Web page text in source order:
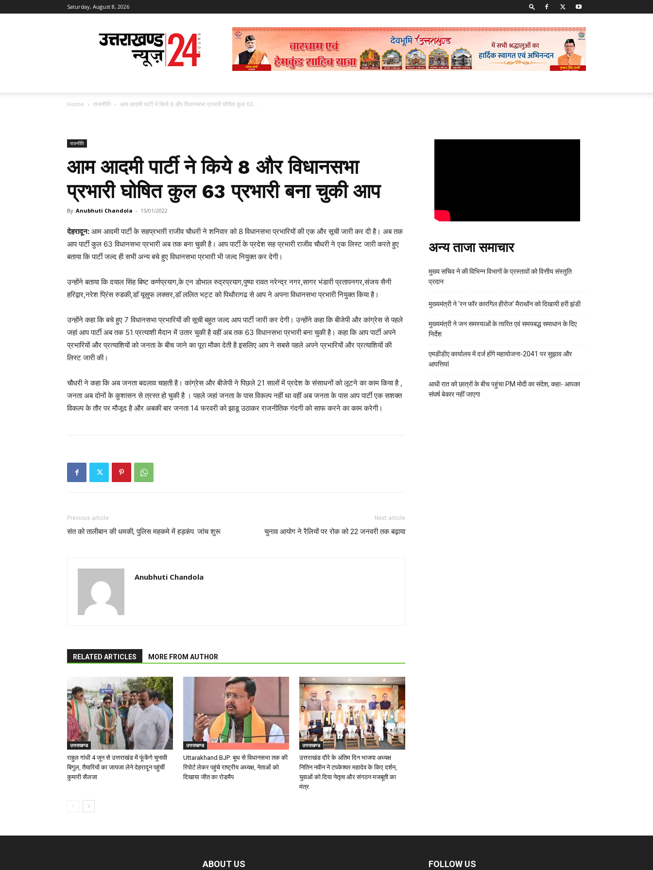
Saturday, August 8, 2026
Uttarakhand
News
24
Home राजनीति आम आदमी पार्टी ने किये 8 और विधानसभा प्रभारी घोषित कुल 63...
राजनीति
आम आदमी पार्टी ने किये 8 और विधानसभा
प्रभारी घोषित कुल 63 प्रभारी बना चुकी आप
By Anubhuti Chandola - 15/01/2022
देहरादून: आम आदमी पार्टी के सहप्रभारी राजीव चौधरी ने शनिवार को 8 विधानसभा प्रभारियों की एक और सूची जारी कर दी है। अब तक
आप पार्टी कुल 63 विधानसभा प्रभारी अब तक बना चुकी है। आप पार्टी के प्रदेश सह प्रभारी राजीव चौधरी ने एक लिस्ट जारी करते हुए
बताया कि पार्टी जल्द ही सभी अन्य बचे हुए विधानसभा प्रभारी भी जल्द नियुक्त कर देगी।
उन्होंने बताया कि दयाल सिंह बिष्ट कर्णप्रयाग,के एन डोभाल रुद्रप्रयाग,पुष्पा रावत नरेन्द्र नगर,सागर भंडारी प्रतापनगर,संजय सैनी
हरिद्वार,नरेश प्रिंस रुडकी,डाॅ यूसुफ लक्सर,डाॅ ललित भट्ट को पिथौरागढ से आप ने अपना विधानसभा प्रभारी नियुक्त किया है।
उन्होंने कहा कि बचे हुए 7 विधानसभा प्रभारियों की सूची बहुत जल्द आप पार्टी जारी कर देगी। उन्होंने कहा कि बीजेपी और कांग्रेस से पहले
जहां आप पार्टी अब तक 51 प्रत्याशी मैदान में उतार चुकी है वहीं अब तक 63 विधानसभा प्रभारी बना चुकी है। कहा कि आप पार्टी अपने
प्रभारियों और प्रत्याशियों को जनता के बीच जाने का पूरा मौका देती है इसलिए आप ने सबसे पहले अपने प्रभारियों और प्रत्याशियों की
लिस्ट जारी की।
चौधरी ने कहा कि अब जनता बदलाव चाहती है। कांग्रेस और बीजेपी ने पिछले 21 सालों में प्रदेश के संसाधनों को लूटने का काम किया है ,
जनता अब दोनों के कुशासन से त्रस्त हो चुकी है । पहले जहां जनता के पास विकल्प नहीं था वहीं अब जनता के पास आप पार्टी एक सशक्त
विकल्प के तौर पर मौजूद है और अबकी बार जनता 14 फरवरी को झाडू उठाकर राजनीतिक गंदगी को साफ करने का काम करेगी।
Previous article
संत को तालीबान की धमकी, पुलिस महकमे में हड़कंप. जांच शुरू
Next article
चुनाव आयोग ने रैलियों पर रोक को 22 जनवरी तक बढ़ाया
Anubhuti Chandola
RELATED ARTICLES MORE FROM AUTHOR
उत्तराखण्ड
राहुल गांधी 4 जून से उत्तराखंड में फूंकेंगे चुनावी
बिगुल, तैयारियों का जायजा लेने देहरादून पहुंचीं
कुमारी सैलजा
उत्तराखण्ड
Uttarakhand BJP: बूथ से विधानसभा तक की
रिपोर्ट लेकर पहुंचे राष्ट्रीय अध्यक्ष, नेताओं को
दिखाया जीत का रोडमैप
उत्तराखण्ड
उत्तराखंड दौरे के अंतिम दिन भाजपा अध्यक्ष
नितिन नवीन ने टपकेश्वर महादेव के किए दर्शन,
युवाओं को दिया नेतृत्व और संगठन मजबूती का
मंत्र
अन्य ताजा समाचार
मुख्य सचिव ने की विभिन्न विभागों के प्रस्तावों को वित्तीय संस्तुति
प्रदान
मुख्यमंत्री ने ‘रन फॉर कारगिल हीरोज’ मैराथॉन को दिखायी हरी झंडी
मुख्यमंत्री ने जन समस्याओं के त्वरित एवं समयबद्ध समाधान के दिए
निर्देश
एमडीडीए कार्यालय में दर्ज होंगे महायोजना-2041 पर सुझाव और
आपत्तियां
आधी रात को छात्रों के बीच पहुंचा PM मोदी का संदेश, कहा- आपका
संघर्ष बेकार नहीं जाएगा
ABOUT US FOLLOW US